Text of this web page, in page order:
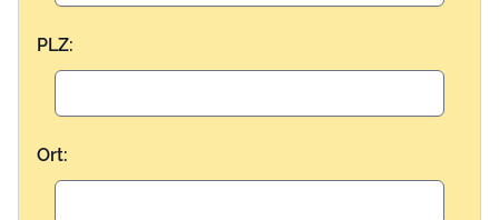
PLZ:
Ort: